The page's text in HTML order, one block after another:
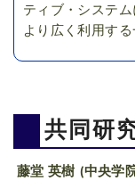
ティブ・システ
より広く利用する
共同研
藤堂 英樹 (中央学